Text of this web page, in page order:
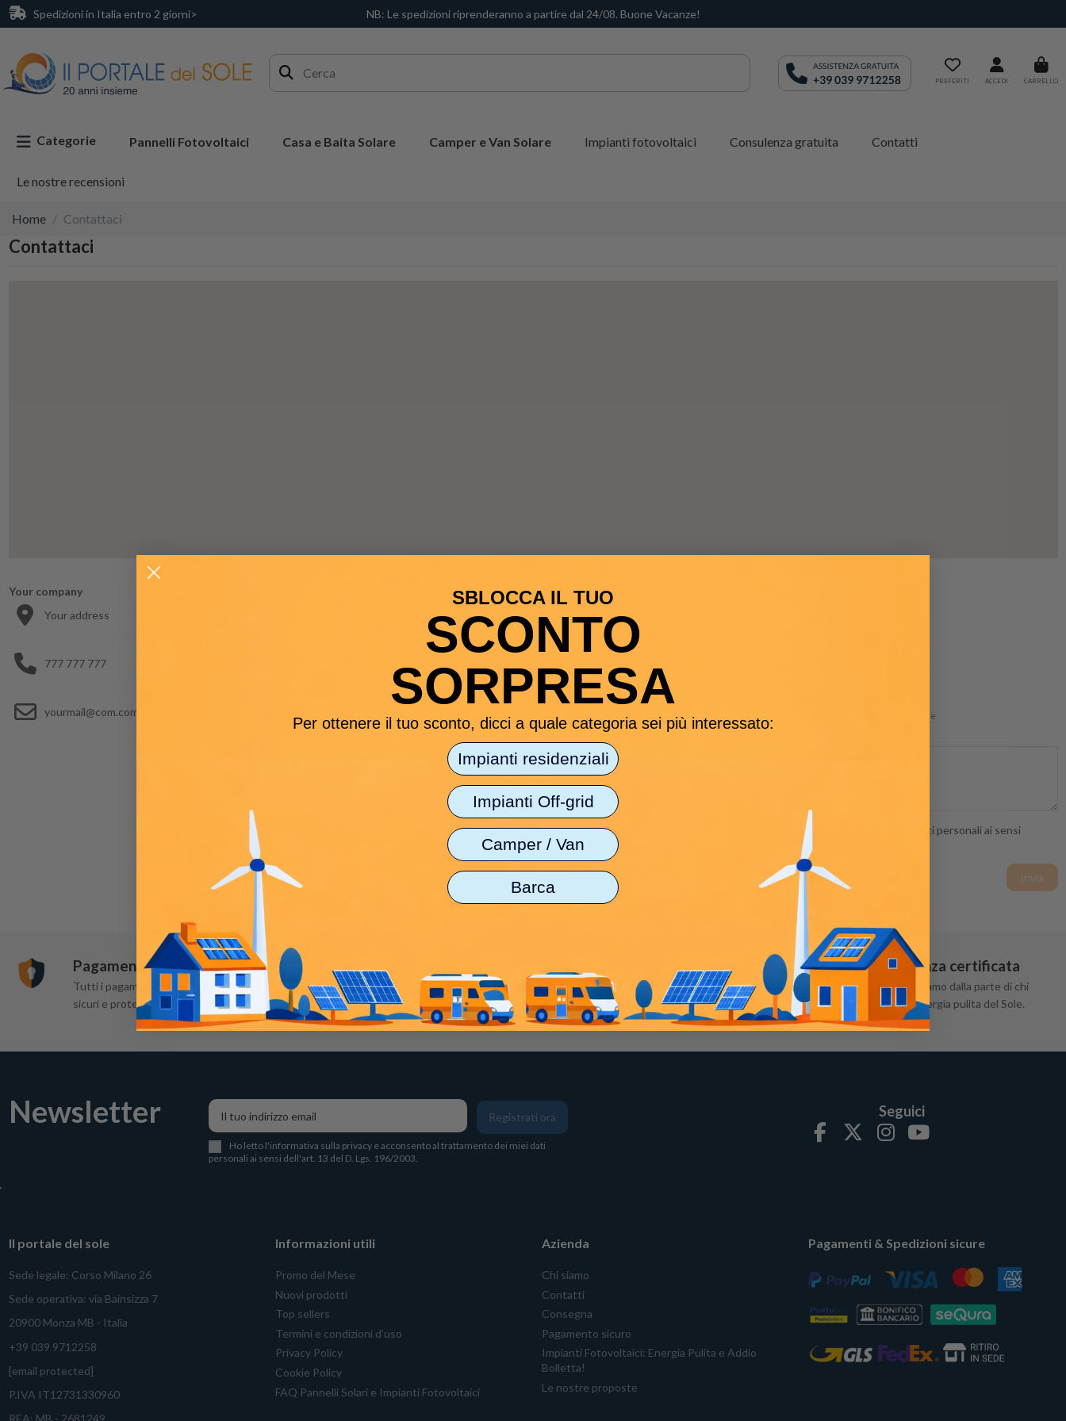
Spedizioni in Italia entro 2 giorni> NB: Le spedizioni riprenderanno a partire dal 24/08. Buone Vacanze!
PREFERITI ACCEDI CARRELLO
Categorie Pannelli Fotovoltaici Casa e Baita Solare Camper e Van Solare Impianti fotovoltaici Consulenza gratuita Contatti
Le nostre recensioni
Home Contattaci
Contattaci
Your company
Your address
777 777 777
yourmail@com.com
Indirizzo email
Documento allegato opzionale
Ho letto l'informativa sulla privacy
e acconsento al trattamento dei miei dati personali ai sensi
dell'art. 13 del D. Lgs. 196/2003.
Pagamenti sicuri
Tutti i pagamenti online sono
sicuri e protetti al 100%
Aiuto e supporto
Servizio di assistenza e consulenza
gratuito al+39 039 9712258
Spedizioni rapide
Spediamo in tutta italia entro 2
giorni
lavorativi.Maggiori info
Esperienza certificata
Dal 2003 siamo dalla parte di chi
sceglie l’energia pulita del Sole.
Newsletter Registrati ora
Ho letto l'informativa sulla privacye acconsento al trattamento dei miei dati
personali ai sensi dell'art. 13 del D. Lgs. 196/2003.
Seguici
Il portale del sole
Sede legale: Corso Milano 26
Sede operativa: via Bainsizza 7
20900 Monza MB - Italia
+39 039 9712258
[email protected]
P.IVA IT12731330960
Informazioni utili
Promo del Mese
Nuovi prodotti
Top sellers
Termini e condizioni d'uso
Privacy Policy
Cookie Policy
FAQ Pannelli Solari e Impianti Fotovoltaici
Azienda
Chi siamo
Contatti
Consegna
Pagamento sicuro
Impianti Fotovoltaici: Energia Pulita e Addio
Bolletta!
Le nostre proposte
Pagamenti & Spedizioni sicure
SBLOCCA IL TUO
SCONTO
SORPRESA
Per ottenere il tuo sconto, dicci a quale categoria sei più interessato:
Impianti residenziali
Impianti Off-grid
Camper / Van
Barca